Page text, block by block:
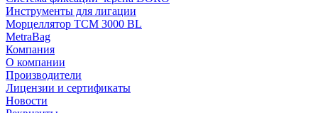
Инструменты для лигации
Морцеллятор ТСМ 3000 BL
MetraBag
Компания
О компании
Производители
Лицензии и сертификаты
Новости